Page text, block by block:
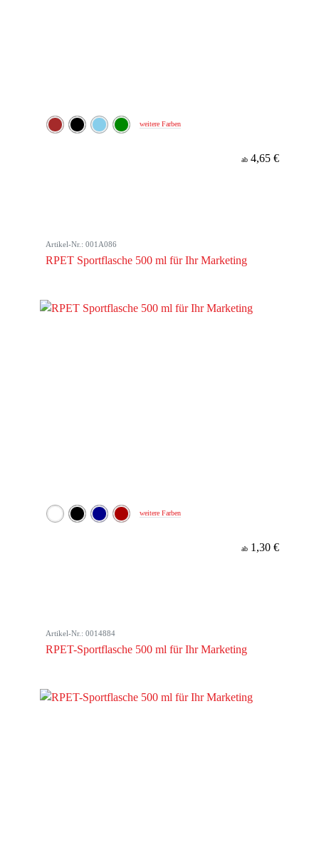
weitere Farben
ab 4,65 €
Artikel-Nr.: 001A086
RPET Sportflasche 500 ml für Ihr Marketing
weitere Farben
ab 1,30 €
Artikel-Nr.: 0014884
RPET-Sportflasche 500 ml für Ihr Marketing